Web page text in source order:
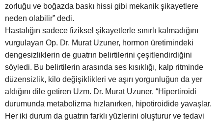
zorluğu ve boğazda baskı hissi gibi mekanik şikayetlere
neden olabilir” dedi.
Hastalığın sadece fiziksel şikayetlerle sınırlı kalmadığını
vurgulayan Op. Dr. Murat Uzuner, hormon üretimindeki
dengesizliklerin de guatrın belirtilerini çeşitlendirdiğini
söyledi. Bu belirtilerin arasında ses kısıklığı, kalp ritminde
düzensizlik, kilo değişiklikleri ve aşırı yorgunluğun da yer
aldığını dile getiren Uzm. Dr. Murat Uzuner, “Hipertiroidi
durumunda metabolizma hızlanırken, hipotiroidide yavaşlar.
Her iki durum da guatrın farklı yüzlerini oluşturur ve tedavi